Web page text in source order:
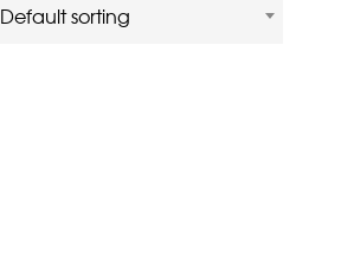
Default sorting